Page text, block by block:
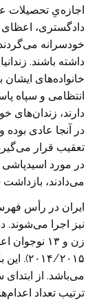
اجازه‌یِ تحصیلات
دادگستری، اعظای
خودسرانه
داشته باشند.
خانواده‌های ایشان
انتظامی و سپاه
دارند، زندان‌های
در آنجا عادی
تعقیب قرار
در مورد
می‌دادند،
ایران در رأس
زن و ۱۳
۲۰۱۴/